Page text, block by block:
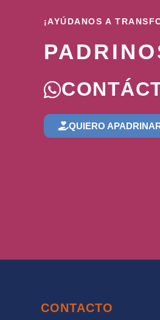
¡AYÚDANOS A
QUIERO
CONTACTO